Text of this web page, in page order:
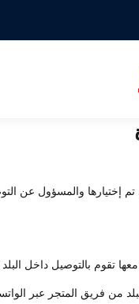
والمسؤول عن التوصيل،
معها تقوم بالتوصيل داخل
من فريق المتجر عبر